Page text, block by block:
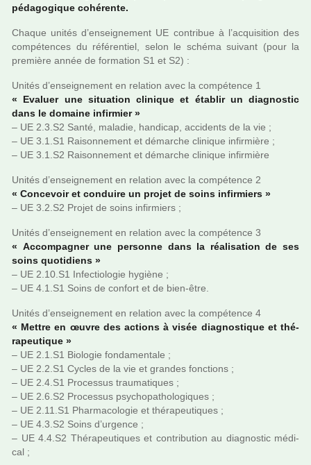
péda­go­gi­que cohé­rente.
Chaque unités d’ensei­gne­ment UE contri­bue à l’acqui­si­tion des
com­pé­ten­ces du réfé­ren­tiel, selon le schéma sui­vant (pour la
pre­mière année de for­ma­tion S1 et S2) :
Unités d’ensei­gne­ment en rela­tion avec la com­pé­tence 1
« Evaluer une situa­tion cli­ni­que et établir un diag­nos­tic
dans le domaine infir­mier »
– UE 2.3.S2 Santé, mala­die, han­di­cap, acci­dents de la vie ;
– UE 3.1.S1 Raisonnement et démar­che cli­ni­que infir­mière ;
– UE 3.1.S2 Raisonnement et démar­che cli­ni­que infir­mière
Unités d’ensei­gne­ment en rela­tion avec la com­pé­tence 2
« Concevoir et conduire un projet de soins infir­miers »
– UE 3.2.S2 Projet de soins infir­miers ;
Unités d’ensei­gne­ment en rela­tion avec la com­pé­tence 3
« Accompagner une per­sonne dans la réa­li­sa­tion de ses
soins quo­ti­diens »
– UE 2.10.S1 Infectiologie hygiène ;
– UE 4.1.S1 Soins de confort et de bien-être.
Unités d’ensei­gne­ment en rela­tion avec la com­pé­tence 4
« Mettre en œuvre des actions à visée diag­nos­ti­que et thé­
ra­peu­ti­que »
– UE 2.1.S1 Biologie fon­da­men­tale ;
– UE 2.2.S1 Cycles de la vie et gran­des fonc­tions ;
– UE 2.4.S1 Processus trau­ma­ti­ques ;
– UE 2.6.S2 Processus psy­cho­pa­tho­lo­gi­ques ;
– UE 2.11.S1 Pharmacologie et thé­ra­peu­ti­ques ;
– UE 4.3.S2 Soins d’urgence ;
– UE 4.4.S2 Thérapeutiques et contri­bu­tion au diag­nos­tic médi­
cal ;